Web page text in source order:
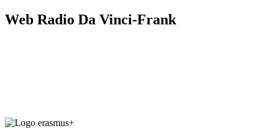
Web Radio Da Vinci-Frank